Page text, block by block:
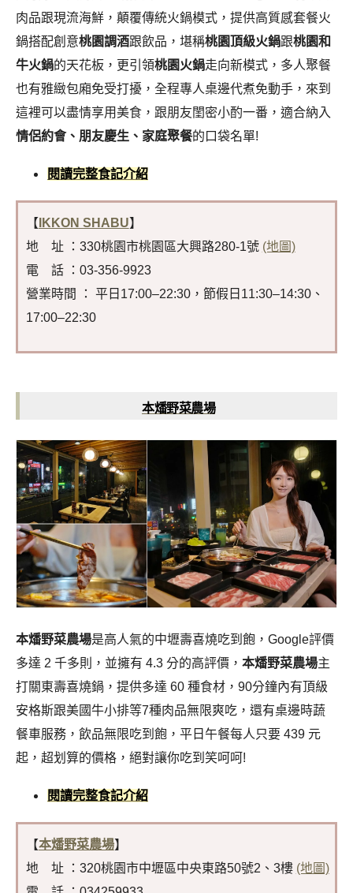
肉品跟現流海鮮，顛覆傳統火鍋模式，提供高質感套餐火
鍋搭配創意桃園調酒跟飲品，堪稱桃園頂級火鍋跟桃園和
牛火鍋的天花板，更引領桃園火鍋走向新模式，多人聚餐
也有雅緻包廂免受打擾，全程專人桌邊代煮免動手，來到
這裡可以盡情享用美食，跟朋友閨密小酌一番，適合納入
情侶約會、朋友慶生 、家庭聚餐的口袋名單!
閱讀完整食記介紹
【 IKKON SHABU】
地 址 ：330桃園市桃園區大興路280-1號 (地圖)
電 話 ：03-356-9923
營業時間 ： 平日17:00–22:30，節假日11:30–14:30、
17:00–22:30
本燔野菜農場
本燔野菜農場是高人氣的中壢壽喜燒吃到飽，Google評價
多達 2 千多則，並擁有 4.3 分的高評價， 本燔野菜農場主
打關東壽喜燒鍋，提供多達 60 種食材，90分鐘內有頂級
安格斯跟美國牛小排等7種肉品無限爽吃，還有桌邊時蔬
餐車服務，飲品無限吃到飽，平日午餐每人只要 439 元
起，超划算的價格，絕對讓你吃到笑呵呵!
閱讀完整食記介紹
【本燔野菜農場】
地 址 ：320桃園市中壢區中央東路50號2、3樓 (地圖)